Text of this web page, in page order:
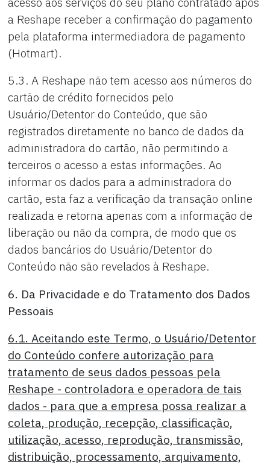
a Reshape receber a confirmação do pagamento
pela plataforma intermediadora de pagamento
(Hotmart).
5.3. A Reshape não tem acesso aos números do
cartão de crédito fornecidos pelo
Usuário/Detentor do Conteúdo, que são
registrados diretamente no banco de dados da
administradora do cartão, não permitindo a
terceiros o acesso a estas informações. Ao
informar os dados para a administradora do
cartão, esta faz a verificação da transação online
realizada e retorna apenas com a informação de
liberação ou não da compra, de modo que os
dados bancários do Usuário/Detentor do
Conteúdo não são revelados à Reshape.
6. Da Privacidade e do Tratamento dos Dados
Pessoais
6.1. Aceitando este Termo, o Usuário/Detentor
do Conteúdo confere autorização para
tratamento de seus dados pessoas pela
Reshape - controladora e operadora de tais
dados - para que a empresa possa realizar a
coleta, produção, recepção, classificação,
utilização, acesso, reprodução, transmissão,
distribuição, processamento, arquivamento,